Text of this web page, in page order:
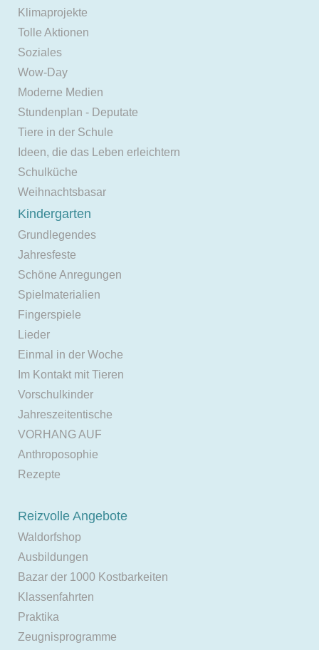
Klimaprojekte
Tolle Aktionen
Soziales
Wow-Day
Moderne Medien
Stundenplan - Deputate
Tiere in der Schule
Ideen, die das Leben erleichtern
Schulküche
Weihnachtsbasar
Kindergarten
Grundlegendes
Jahresfeste
Schöne Anregungen
Spielmaterialien
Fingerspiele
Lieder
Einmal in der Woche
Im Kontakt mit Tieren
Vorschulkinder
Jahreszeitentische
VORHANG AUF
Anthroposophie
Rezepte
Reizvolle Angebote
Waldorfshop
Ausbildungen
Bazar der 1000 Kostbarkeiten
Klassenfahrten
Praktika
Zeugnisprogramme